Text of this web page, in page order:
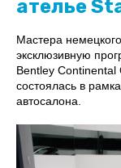
ателье
Мастера
эксклюзивную
Bentley
состоялась в
автосалона.